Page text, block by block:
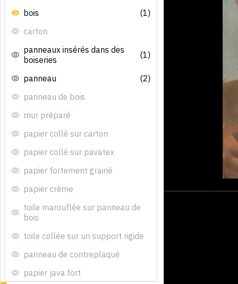
bois
(1)
carton
panneaux insérés dans des
boiseries
(1)
panneau
(2)
panneau de bois
mur préparé
papier collé sur carton
papier collé sur pavatex
papier fortement grainé
papier crème
toile marouflée sur panneau de
bois
toile collée sur un support rigide
panneau de contreplaqué
papier java fort